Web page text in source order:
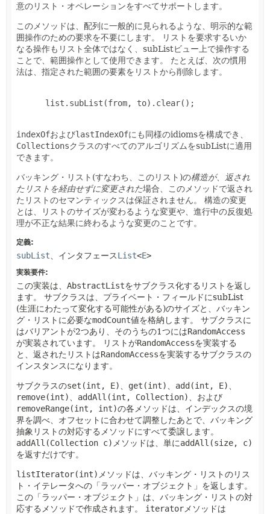
意のリスト・オペレーションをすべてサポートします。
このメソッドは、配列に一般的に見られるような、明示的な範
囲操作のための要求を不要にします。
リストを要求するいか
なる操作もリスト全体ではなく、subListビュー上で操作する
ことで、範囲操作として使用できます。
たとえば、次の慣用
法は、指定された範囲の要素をリストから削除します。
      list.subList(from, to).clear();
indexOfおよびlastIndexOfにも同様のidiomsを構成でき、
CollectionsクラスのすべてのアルゴリズムをsubListに適用
できます。
バッキング・リスト(すなわち、このリスト)の構造が、返され
たリストを経由せずに変更された場合、このメソッドで返され
たリストのセマンティックスは保証されません。
構造の変更
とは、リストのサイズが変わるような変更や、進行中の反復処
理が不正な結果に終わるような変更のことです。
定義:
subList 、インタフェースList<E>
実装要件:
この実装は、 AbstractListをサブクラス化するリストを返し
ます。
サブクラスは、プライベート・フィールドにsubList
(生涯にわたって変化する可能性がある)のサイズと、バッキン
グ・リストに必要なmodCount値を格納します。
サブクラスに
はバリアントが2つあり、そのうちの1つにはRandomAccess
が実装されています。
リストがRandomAccessを実装する
と、返されたリストはRandomAccessを実装するサブクラスの
インスタンスになります。
サブクラスのset(int, E) get(int) add(int, E)
remove(int)
addAll(int, Collection)
、および
removeRange(int, int)の各メソッドは、インデックスの境
界を調べ、オフセットに合わせて調整したあとで、バッキング
抽象リストの対応するメソッドにすべて委譲します。
addAll(Collection c) メソッドは、単にaddAll(size, c)
を返すだけです。
listIterator(int) メソッドは、バッキング・リストのリス
ト・イテレータへの「ラッパー・オブジェクト」を返します。
この「ラッパー・オブジェクト」は、バッキング・リストの対
応するメソッドで作成されます。
iterator メソッドは